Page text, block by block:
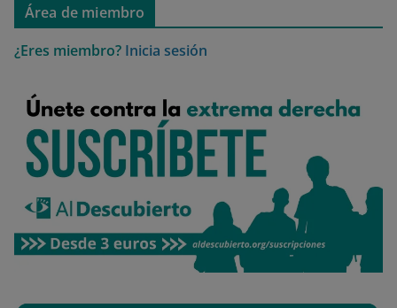
Área de miembro
¿Eres miembro? Inicia sesión